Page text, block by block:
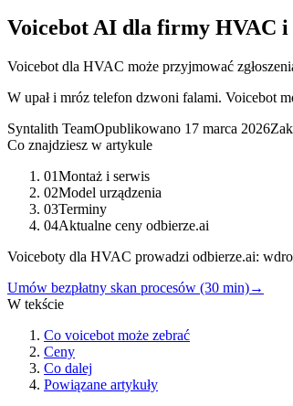
Voicebot AI dla firmy HVAC
Voicebot dla HVAC może przyjmować
W upał i mróz telefon dzwoni falami. Voicebot
Syntalith TeamOpublikowano 17 marca 2026
Co znajdziesz w artykule
01Montaż i serwis
02Model urządzenia
03Terminy
04Aktualne ceny odbierze.ai
Voiceboty dla HVAC prowadzi odbierze.ai:
Umów bezpłatny skan procesów (30 min)→
W tekście
Co voicebot może zebrać
Ceny
Co dalej
Powiązane artykuły